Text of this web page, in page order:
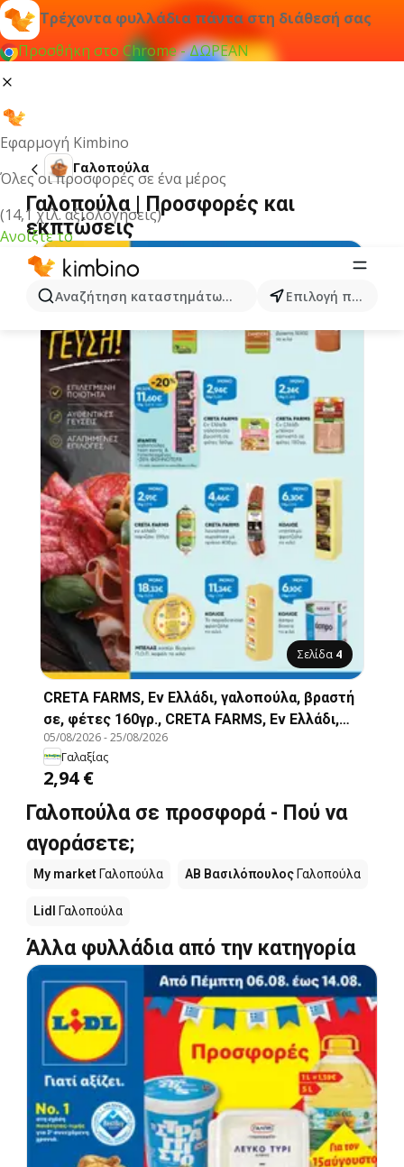
Τρέχοντα φυλλάδια πάντα στη διάθεσή σας
Προσθήκη στο Chrome - ΔΩΡΕΑΝ
Εφαρμογή Kimbino
Όλες οι προσφορές σε ένα μέρος
(14,1 χιλ. αξιολογήσεις)
Ανοίξτε το
Αναζήτηση καταστημάτων, κατηγοριών, προϊόντων...
Επιλογή πόλης
Γαλοπούλα
Γαλοπούλα | Προσφορές και
εκπτώσεις
Σελίδα 4
CRETA FARMS, Εν Ελλάδι, γαλοπούλα, βραστή
σε, φέτες 160γρ., CRETA FARMS, Εν Ελλάδι,
γαλοπούλα, βραστή σε, φέτες 160γρ.
05/08/2026-25/08/2026
Γαλαξίας
2,94 €
Γαλοπούλα σε προσφορά - Πού να
αγοράσετε;
My market Γαλοπούλα ΑΒ Βασιλόπουλος Γαλοπούλα
Lidl Γαλοπούλα
Άλλα φυλλάδια από την κατηγορία